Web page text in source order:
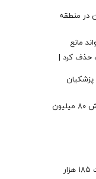
در منطقه
مانع
حذف کرد |
جهان است
بازار خودرو تسلیم شد یا مقاومت می‌کند؟/ کاهش ۸۰ میلیون
سقوط ۱۰ هزار تومانی قیمت تتر در ۴ روز؛ حمایت ۱۸۵ هزار